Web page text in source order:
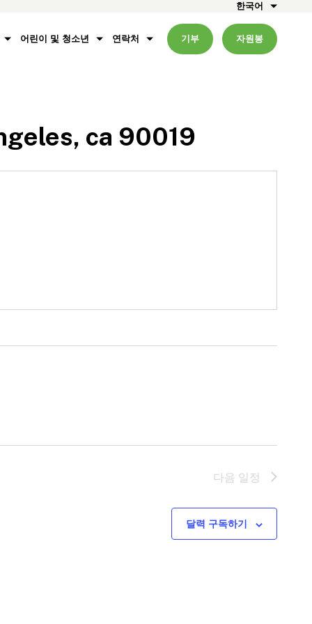
한국어
어린이 및 청소년 연락처 기부 자원봉
ca 90019
다음 일정
달력 구독하기